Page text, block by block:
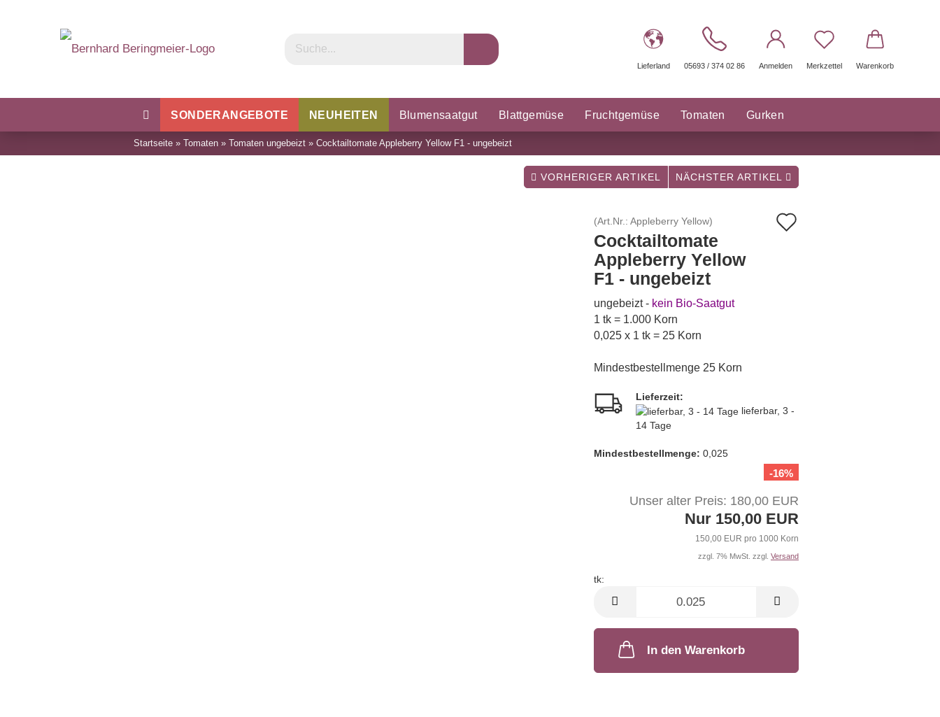
Lieferland 05693 / 374 02 86 Anmelden Merkzettel Warenkorb
SONDERANGEBOTE NEUHEITEN Blumensaatgut Blattgemüse Fruchtgemüse Tomaten Gurken
Kohl Bohnen & Erbsen Wurzel & Knollen Microgreens Porree & Zwiebeln
Startseite » Tomaten » Tomaten ungebeizt » Cocktailtomate Appleberry Yellow F1 - ungebeizt
VORHERIGER ARTIKEL NÄCHSTER ARTIKEL
(Art.Nr.: Appleberry Yellow)
Cocktailtomate
Appleberry Yellow
F1 - ungebeizt
ungebeizt - kein Bio-Saatgut
1 tk = 1.000 Korn
0,025 x 1 tk = 25 Korn
Mindestbestellmenge 25 Korn
Lieferzeit:
lieferbar, 3 -
14 Tage
Mindest­bestellmenge: 0,025
-16%
Unser alter Preis: 180,00 EUR
Nur 150,00 EUR
150,00 EUR pro 1000 Korn
zzgl. 7% MwSt. zzgl. Versand
tk:
In den Warenkorb